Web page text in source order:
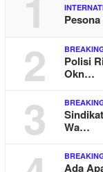
2
Polisi
Okn…
3
Wa…
Ada